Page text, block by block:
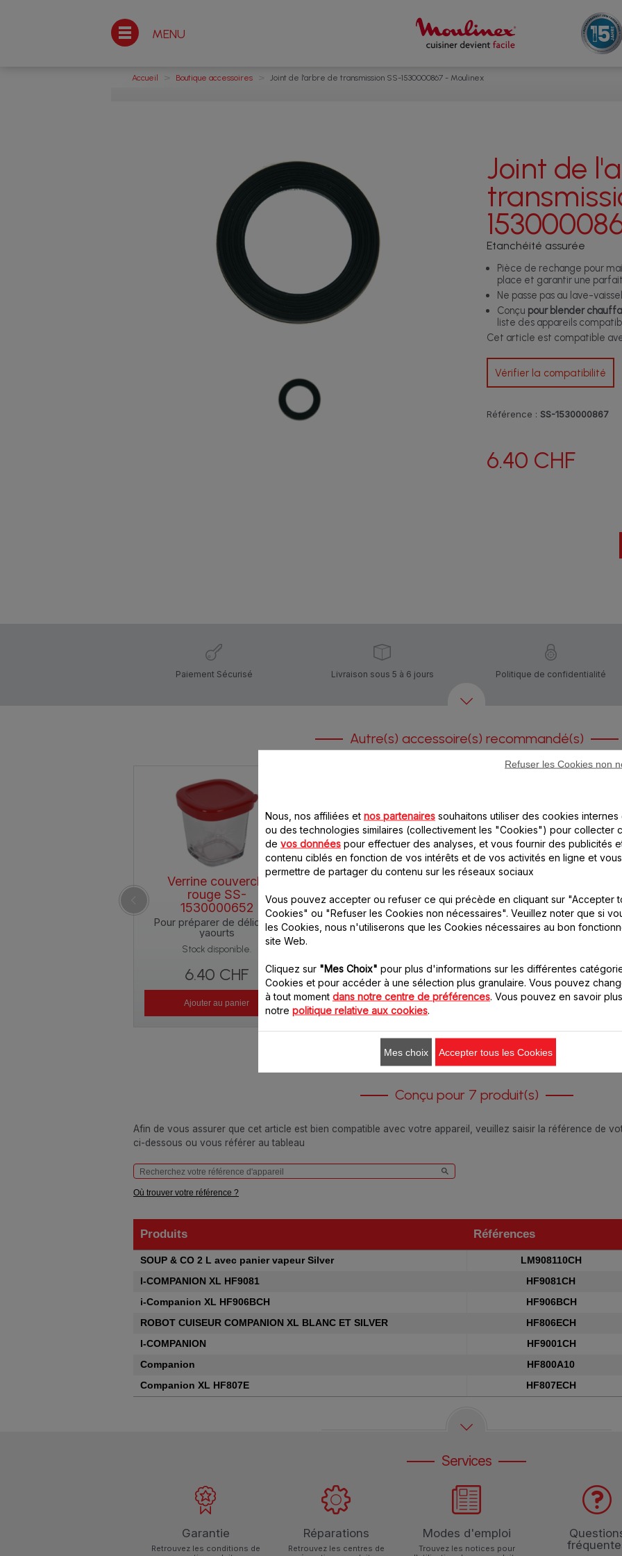
MENU
Accueil > Boutique accessoires Joint de l'arbre de transmission SS-1530000867 - Moulinex
Joint de
Etanchéité assurée
Pièce de rechange pour
place et garantir une
Ne passe pas au lave-
Conçu pour blender
liste des appareils
Cet article est compatible
Vérifier la compatibilité
Référence : SS-1530000867
6.40 CHF
Paiement Sécurisé Livraison sous 5 à 6 jours Politique de confidentialité
Autre(s) accessoire(s) recommandé(s)
Verrine couvercle
rouge SS-
1530000652
Pour préparer de délicieux
yaourts
Stock disponible.
6.40 CHF
Ajouter au panier
Patin SS-1530000858
Une utilisation silencieuse
et sans vibration de vos
appareils !
Stock disponible.
5.50 CHF
Ajouter au panier
bol SS-1530000861
Indispensable pour une
bonne étanchéïté
8.20 CHF
Ajouter au panier
Conçu pour 7 produit(s)
Afin de vous assurer que cet article est bien compatible avec votre appareil, veuillez saisir la référence de
ci-dessous ou vous référer au tableau
Où trouver votre référence ?
Produits Références
Produits
Références
SOUP & CO 2 L avec panier vapeur Silver
LM908110CH
I-COMPANION XL HF9081
HF9081CH
i-Companion XL HF906BCH
HF906BCH
ROBOT CUISEUR COMPANION XL BLANC ET SILVER
HF806ECH
I-COMPANION
HF9001CH
Companion
HF800A10
Companion XL HF807E
HF807ECH
Services
Garantie
Retrouvez les conditions de
Réparations
Retrouvez les centres de
Modes d'emploi
Trouvez les notices pour
Nous, nos affiliées et nos partenaires souhaitons utiliser des cookies internes
ou des technologies similaires (collectivement les "Cookies") pour collecter
de vos données pour effectuer des analyses, et vous fournir des publicités
contenu ciblés en fonction de vos intérêts et de vos activités en ligne et vous
permettre de partager du contenu sur les réseaux sociaux
Vous pouvez accepter ou refuser ce qui précède en cliquant sur "Accepter
Cookies" ou "Refuser les Cookies non nécessaires". Veuillez noter que si
les Cookies, nous n'utiliserons que les Cookies nécessaires au bon
site Web.
Cliquez sur "Mes Choix" pour plus d'informations sur les différentes
Cookies et pour accéder à une sélection plus granulaire. Vous pouvez
à tout moment dans notre centre de préférences. Vous pouvez en savoir
notre politique relative aux cookies.
Refuser les Cookies non
Mes choix Accepter tous les Cookies